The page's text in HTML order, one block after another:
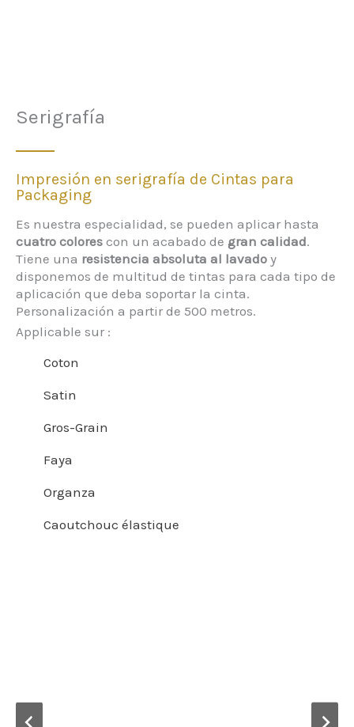
Serigrafía
Impresión en serigrafía de Cintas para
Packaging
Es nuestra especialidad, se pueden aplicar hasta
cuatro colores con un acabado de gran calidad.
Tiene una resistencia absoluta al lavado y
disponemos de multitud de tintas para cada tipo de
aplicación que deba soportar la cinta.
Personalización a partir de 500 metros.
Applicable sur :
Coton
Satin
Gros-Grain
Faya
Organza
Caoutchouc élastique